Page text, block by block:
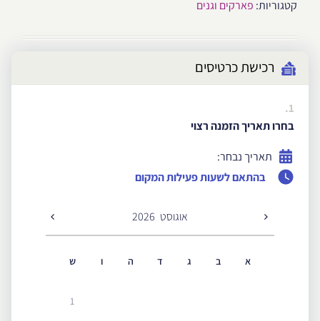
קטגוריות: פארקים וגנים
רכישת כרטיסים
1.
בחרו תאריך הזמנה רצוי
תאריך נבחר:
בהתאם לשעות פעילות המקום
אוגוסט 2026
א ב ג ד ה ו ש
1